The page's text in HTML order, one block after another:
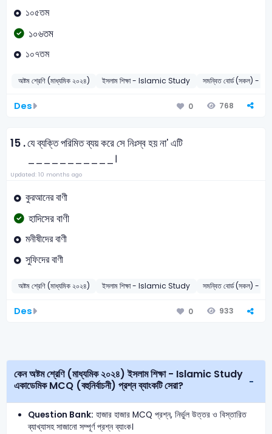
১০৫তম
১০৬তম
১০৭তম
অষ্টম শ্রেণি (মাধ্যমিক ২০২৪) ইসলাম শিক্ষা - Islamic Study সমন্বিত বোর্ড (সকল) -
Des 0 768
15 .যে ব্যক্তি পরিমিত ব্যয় করে সে নিঃস্ব হয় না' এটি
___________।
Updated: 10 months ago
কুরআনের বাণী
হাদিসের বাণী
মনীষীদের বাণী
সুফিদের বাণী
অষ্টম শ্রেণি (মাধ্যমিক ২০২৪) ইসলাম শিক্ষা - Islamic Study সমন্বিত বোর্ড (সকল) -
Des 0 933
কেন অষ্টম শ্রেণি (মাধ্যমিক ২০২৪) ইসলাম শিক্ষা - Islamic Study
একাডেমিক MCQ (বহুনির্বাচনী) প্রশ্ন ব্যাংকটি সেরা?
Question Bank: হাজার হাজার MCQ প্রশ্ন, নির্ভুল উত্তর ও বিস্তারিত
ব্যাখ্যাসহ সাজানো সম্পূর্ণ প্রশ্ন ব্যাংক।